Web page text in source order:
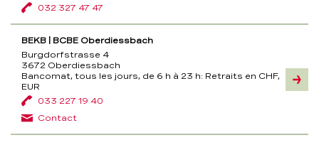
032 327 47 47
BEKB | BCBE Oberdiessbach
Burgdorfstrasse 4
3672 Oberdiessbach
Bancomat, tous les jours, de 6 h à 23 h: Retraits en CHF,
EUR
033 227 19 40
Contact